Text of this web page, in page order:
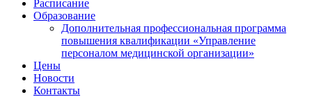
Расписание
Образование
Дополнительная профессиональная программа
повышения квалификации «Управление
персоналом медицинской организации»
Цены
Новости
Контакты